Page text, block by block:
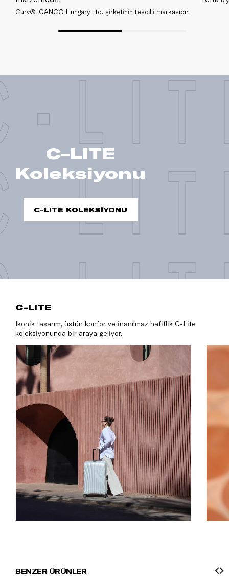
Curv®, CANCO Hungary Ltd. şirketinin tescilli markasıdır.
C-LITE
Koleksiyonu
C-LITE KOLEKSİYONU
C-LITE
İkonik tasarım, üstün konfor ve inanılmaz hafiflik C-Lite
koleksiyonunda bir araya geliyor.
BENZER ÜRÜNLER